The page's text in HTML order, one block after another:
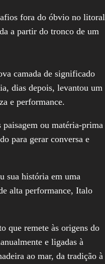
fora do óbvio no litoral
a partir do tronco de um
camada de significado
dias depois, levantou um
e performance.
ou matéria-prima
para gerar conversa e
sua história em uma
alta performance, Italo
que remete às origens do
e ligadas à
ao mar, da tradição à